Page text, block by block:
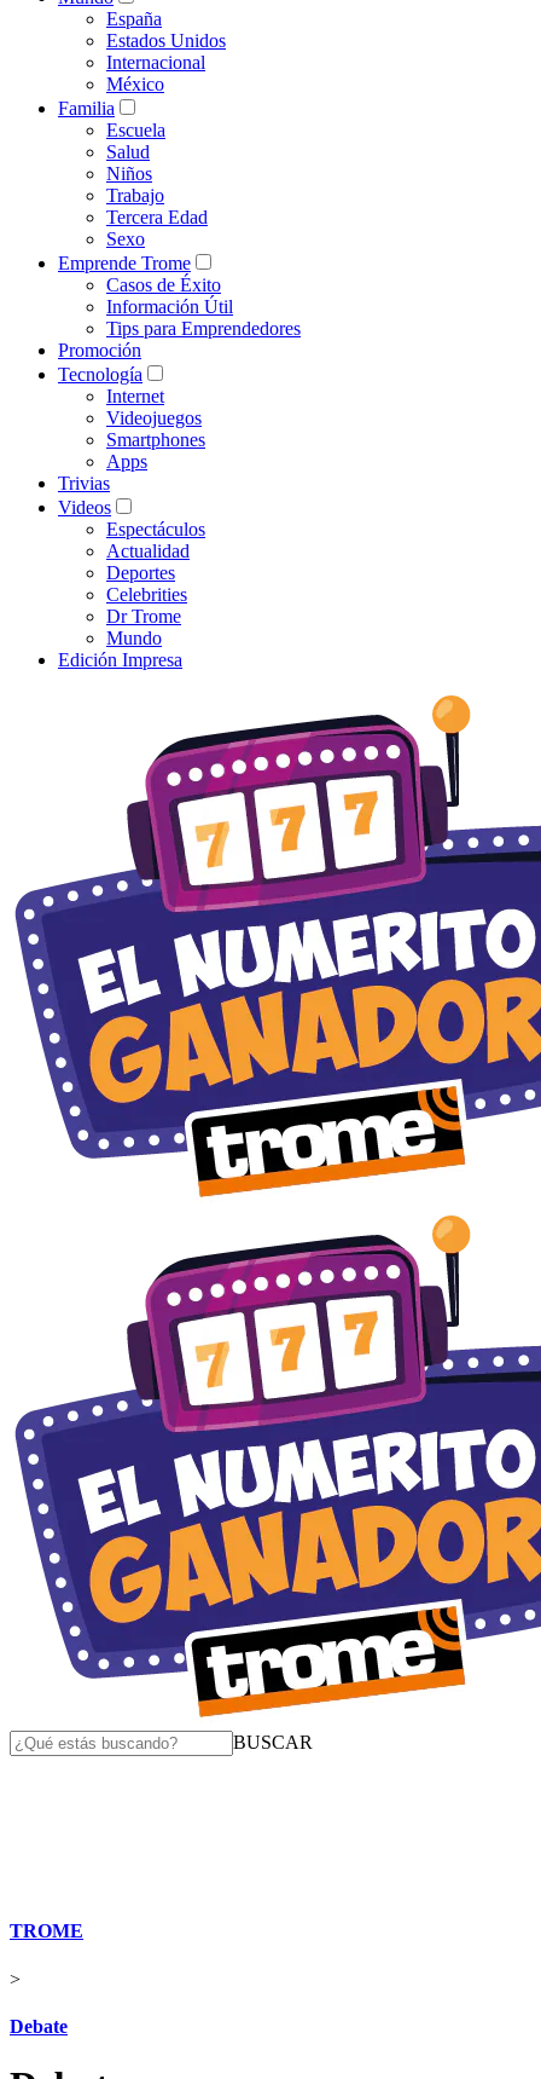
España
Estados Unidos
Internacional
México
Familia
Escuela
Salud
Niños
Trabajo
Tercera Edad
Sexo
Emprende Trome
Casos de Éxito
Información Útil
Tips para Emprendedores
Promoción
Tecnología
Internet
Videojuegos
Smartphones
Apps
Trivias
Videos
Espectáculos
Actualidad
Deportes
Celebrities
Dr Trome
Mundo
Edición Impresa
BUSCAR
TROME
>
Debate